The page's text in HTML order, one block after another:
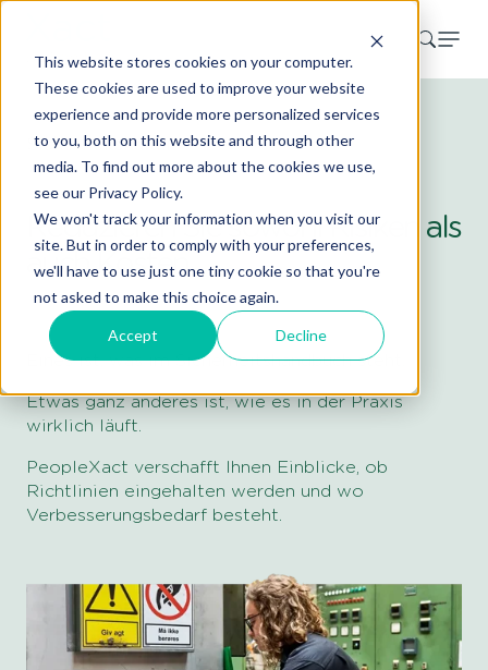
This website stores cookies on your computer.
These cookies are used to improve your website
experience and provide more personalized services
to you, both on this website and through other
media. To find out more about the cookies we use,
see our Privacy Policy.
We won't track your information when you visit our
site. But in order to comply with your preferences,
we'll have to use just one tiny cookie so that you're
not asked to make this choice again.
Accept Decline
Sicherheitskultur
Reduzieren Sie sowohl Risiken als
auch Kosten
Eines ist, was im Sicherheitshandbuch steht.
Etwas ganz anderes ist, wie es in der Praxis
wirklich läuft.
PeopleXact verschafft Ihnen Einblicke, ob
Richtlinien eingehalten werden und wo
Verbesserungsbedarf besteht.